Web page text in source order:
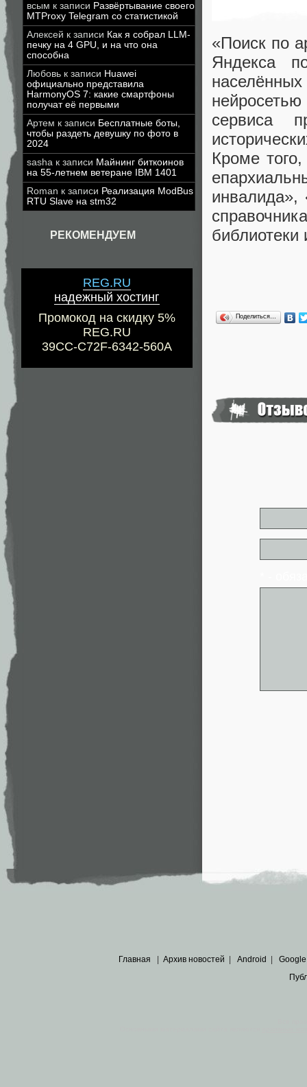
всым к записи Развёртывание своего
MTProxy Telegram со статистикой
Алексей к записи Как я собрал LLM-
печку на 4 GPU, и на что она
способна
Любовь к записи Huawei
официально представила
HarmonyOS 7: какие смартфоны
получат её первыми
Артем к записи Бесплатные боты,
чтобы раздеть девушку по фото в
2024
sasha к записи Майнинг биткоинов
на 55-летнем ветеране IBM 1401
Roman к записи Реализация ModBus
RTU Slave на stm32
РЕКОМЕНДУЕМ
REG.RU
надежный хостинг
Промокод на скидку 5%
REG.RU
39CC-C72F-6342-560A
«Поиск по
Яндекса
сервиса
Кроме
инвалида»,
библиотеки
Поделиться…
Главная Архив новостей Android Google